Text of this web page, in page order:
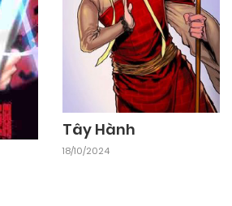
Tây Hành
18/10/2024